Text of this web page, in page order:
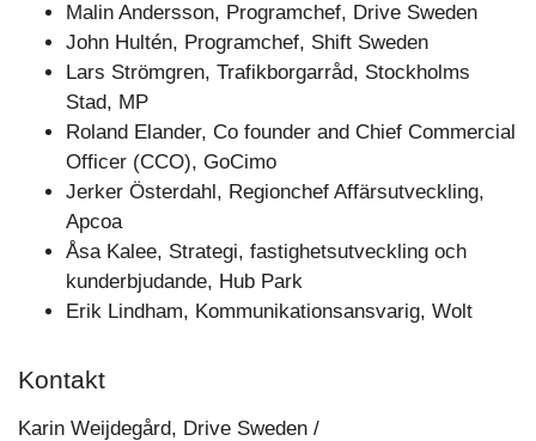
Malin Andersson, Programchef, Drive Sweden
John Hultén, Programchef, Shift Sweden
Lars Strömgren, Trafikborgarråd, Stockholms
Stad, MP
Roland Elander, Co founder and Chief Commercial
Officer (CCO), GoCimo
Jerker Österdahl, Regionchef Affärsutveckling,
Apcoa
Åsa Kalee, Strategi, fastighetsutveckling och
kunderbjudande, Hub Park
Erik Lindham, Kommunikationsansvarig, Wolt
Kontakt
Karin Weijdegård, Drive Sweden /